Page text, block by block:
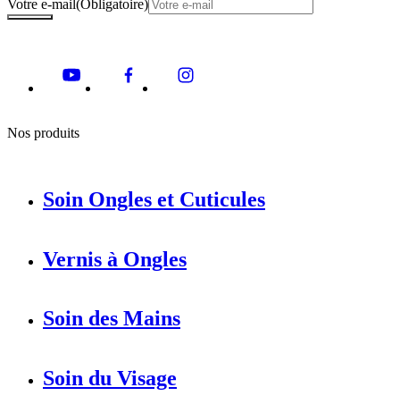
Votre e-mail(Obligatoire)
Nos produits
Soin Ongles et Cuticules
Vernis à Ongles
Soin des Mains
Soin du Visage